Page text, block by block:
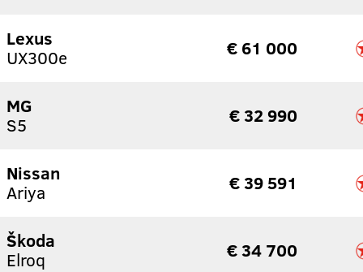
Lexus
UX300e
€ 61 000
MG
S5
€ 32 990
Nissan
Ariya
€ 39 591
Škoda
Elroq
€ 34 700